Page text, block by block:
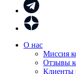
О нас
Миссия
Отзывы
Клиенты